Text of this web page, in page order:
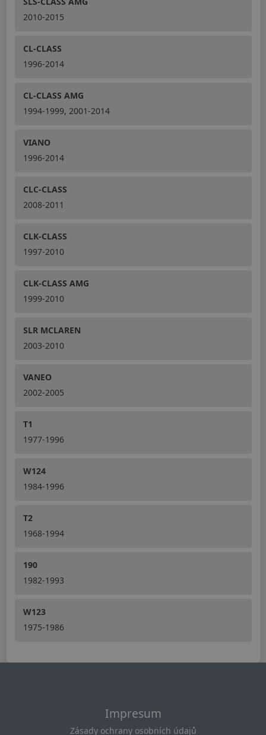
2010-2015
CL-CLASS
1996-2014
CL-CLASS AMG
1994-1999, 2001-2014
VIANO
1996-2014
CLC-CLASS
2008-2011
CLK-CLASS
1997-2010
CLK-CLASS AMG
1999-2010
SLR MCLAREN
2003-2010
VANEO
2002-2005
T1
1977-1996
W124
1984-1996
T2
1968-1994
190
1982-1993
W123
1975-1986
Impresum
Zásady ochrany osobních údajů